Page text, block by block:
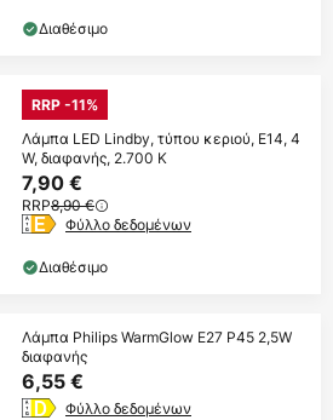
Διαθέσιμο
RRP -11%
Λάμπα LED Lindby, τύπου κεριού, E14, 4
W, διαφανής, 2.700 K
7,90 €
RRP8,90 €
Φύλλο δεδομένων
Διαθέσιμο
Λάμπα Philips WarmGlow E27 P45 2,5W
διαφανής
6,55 €
Φύλλο δεδομένων